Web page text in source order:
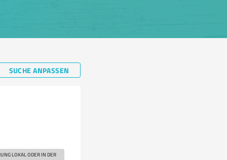
SUCHE ANPASSEN
LOKAL ODER IN DER